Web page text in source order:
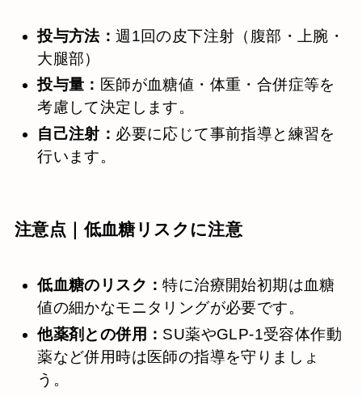
投与方法：週1回の皮下注射（腹部・上腕・
大腿部）
投与量： 医師が血糖値・体重・合併症等を
考慮して決定します。
自己注射： 必要に応じて事前指導と練習を
行います。
注意点｜低血糖リスクに注意
低血糖のリスク：特に治療開始初期は血糖
値の細かなモニタリングが必要です。
他薬剤との併用： SU薬やGLP-1受容体作動
薬など併用時は医師の指導を守りましょ
う。